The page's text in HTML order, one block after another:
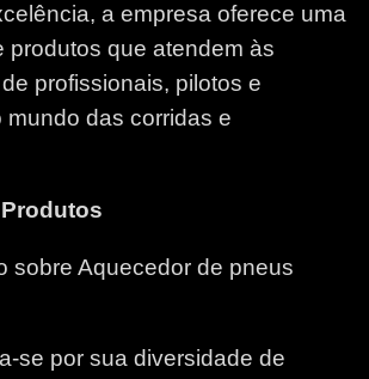
a empresa oferece uma
produtos que atendem às
profissionais, pilotos e
mundo das corridas e
sobre Aquecedor de pneus
se por sua diversidade de